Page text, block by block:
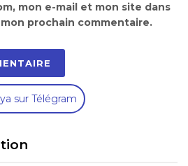
mon e-mail et mon site dans
prochain commentaire.
sur Télégram